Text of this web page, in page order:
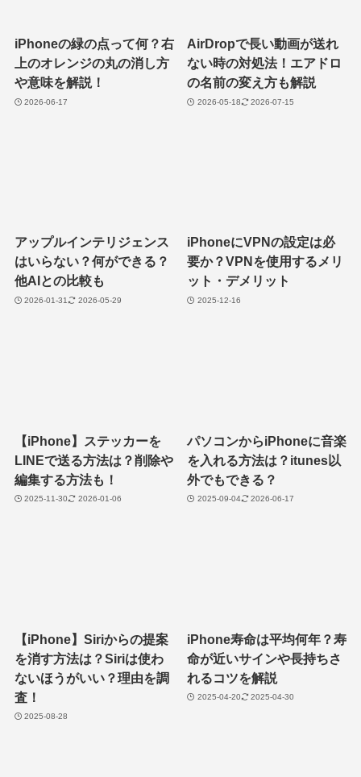
iPhoneの緑の点って何？右
上のオレンジの丸の消し方
や意味を解説！
2026-06-17
AirDropで長い動画が送れ
ない時の対処法！エアドロ
の名前の変え方も解説
2026-05-18 2026-07-15
アップルインテリジェンス
はいらない？何ができる？
他AIとの比較も
2026-01-31 2026-05-29
iPhoneにVPNの設定は必
要か？VPNを使用するメリ
ット・デメリット
2025-12-16
【iPhone】ステッカーを
LINEで送る方法は？削除や
編集する方法も！
2025-11-30 2026-01-06
パソコンからiPhoneに音楽
を入れる方法は？itunes以
外でもできる？
2025-09-04 2026-06-17
【iPhone】Siriからの提案
を消す方法は？Siriは使わ
ないほうがいい？理由を調
査！
2025-08-28
iPhone寿命は平均何年？寿
命が近いサインや長持ちさ
れるコツを解説
2025-04-20 2025-04-30